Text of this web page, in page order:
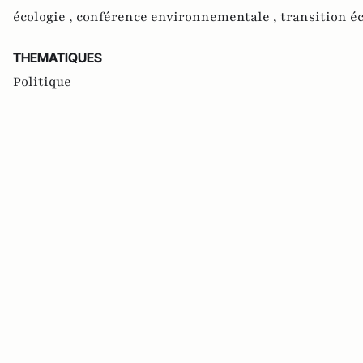
écologie , conférence environnementale , transition
THEMATIQUES
Politique